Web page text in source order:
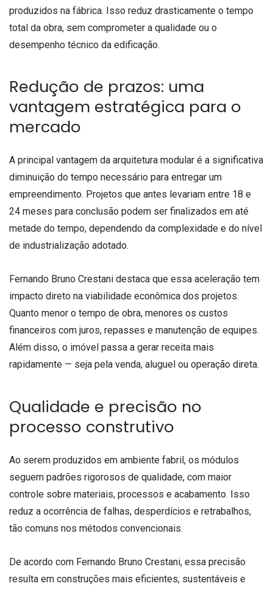
produzidos na fábrica. Isso reduz drasticamente o tempo
total da obra, sem comprometer a qualidade ou o
desempenho técnico da edificação.
Redução de prazos: uma
vantagem estratégica para o
mercado
A principal vantagem da arquitetura modular é a significativa
diminuição do tempo necessário para entregar um
empreendimento. Projetos que antes levariam entre 18 e
24 meses para conclusão podem ser finalizados em até
metade do tempo, dependendo da complexidade e do nível
de industrialização adotado.
Fernando Bruno Crestani destaca que essa aceleração tem
impacto direto na viabilidade econômica dos projetos.
Quanto menor o tempo de obra, menores os custos
financeiros com juros, repasses e manutenção de equipes.
Além disso, o imóvel passa a gerar receita mais
rapidamente — seja pela venda, aluguel ou operação direta.
Qualidade e precisão no
processo construtivo
Ao serem produzidos em ambiente fabril, os módulos
seguem padrões rigorosos de qualidade, com maior
controle sobre materiais, processos e acabamento. Isso
reduz a ocorrência de falhas, desperdícios e retrabalhos,
tão comuns nos métodos convencionais.
De acordo com Fernando Bruno Crestani, essa precisão
resulta em construções mais eficientes, sustentáveis e